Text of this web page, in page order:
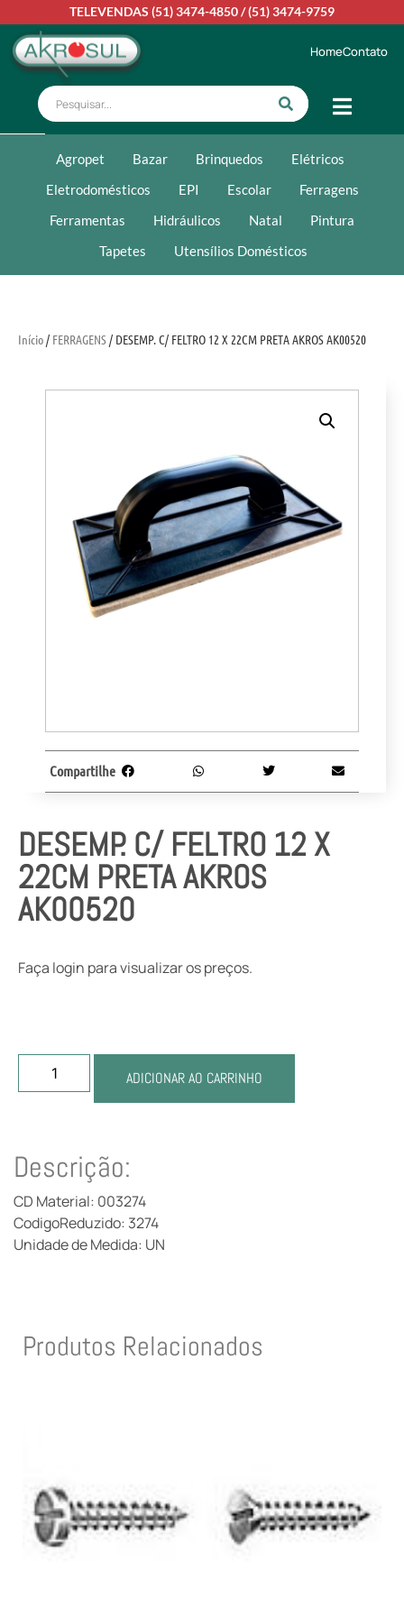
TELEVENDAS (51) 3474-4850/(51) 3474-9759
HomeContato
Agropet Bazar Brinquedos
Elétricos
Eletrodomésticos
EPI Escolar
Ferragens
Ferramentas
Hidráulicos Natal
Pintura
Tapetes
Utensílios Domésticos
Início/ FERRAGENS/ DESEMP. C/ FELTRO 12 X 22CM PRETA AKROS AK00520
DESEMP. C/ FELTRO 12 X
22CM PRETA AKROS
AK00520
Faça login para visualizar os preços.
ADICIONAR AO CARRINHO
Compartilhe
Descrição:
CD Material: 003274
CodigoReduzido: 3274
Unidade de Medida: UN
Produtos Relacionados